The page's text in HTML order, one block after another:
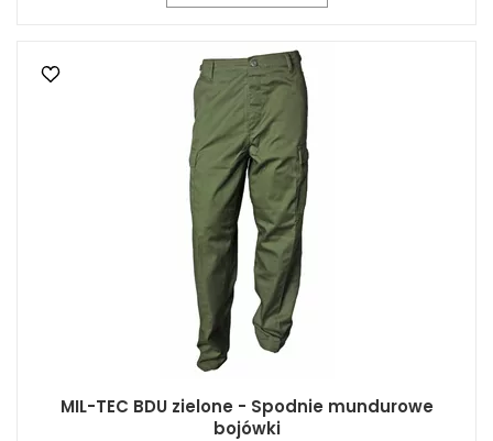
MIL-TEC BDU zielone - Spodnie mundurowe
bojówki